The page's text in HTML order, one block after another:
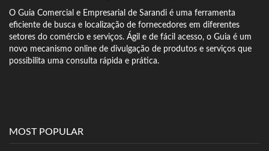
O Guia Comercial e Empresarial de Sarandi é uma ferramenta
eficiente de busca e localização de fornecedores em diferentes
setores do comércio e serviços. Ágil e de fácil acesso, o Guia é um
novo mecanismo online de divulgação de produtos e serviços que
possibilita uma consulta rápida e prática.
MOST POPULAR